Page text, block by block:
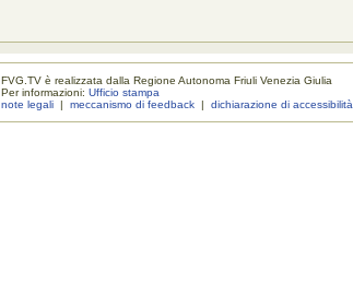
FVG.TV è realizzata dalla Regione Autonoma Friuli Venezia Giulia
Per informazioni:Ufficio stampa
note legali |meccanismo di feedback |dichiarazione di accessibilità